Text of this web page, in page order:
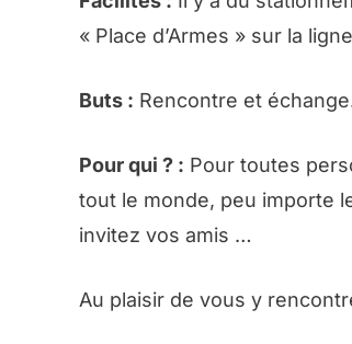
« Place d’Armes » sur la
Buts : Rencontre et
Pour qui ? : Pour toutes
tout le monde, peu importe
invitez vos amis …
Au plaisir de vous y